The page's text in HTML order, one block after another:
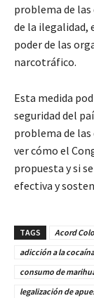
problema de
de la ilegalidad,
poder de las
narcotráfico.
Esta medida
seguridad del
problema de
ver cómo el
propuesta y si
efectiva y
TAGS Acord
adicción a la cocaína
consumo de
legalización de